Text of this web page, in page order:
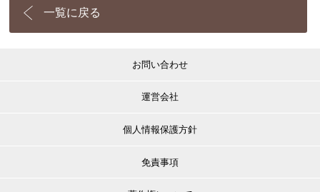
一覧に戻る
お問い合わせ
運営会社
個人情報保護方針
免責事項